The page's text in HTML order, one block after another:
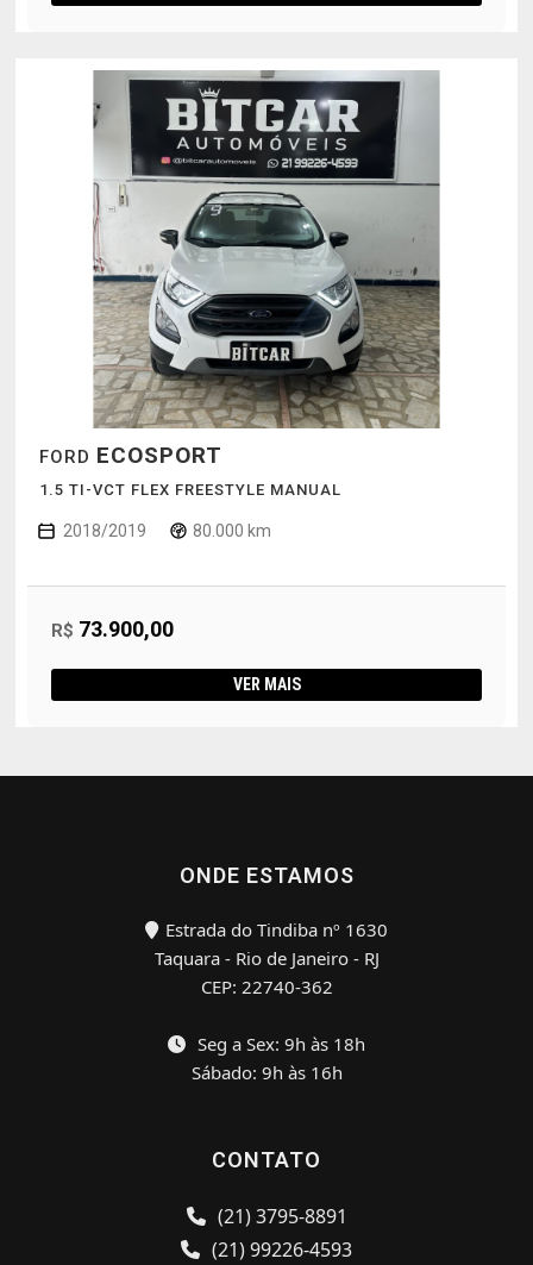
FORD ECOSPORT
1.5 TI-VCT FLEX FREESTYLE MANUAL
2018/2019 80.000 km
R$ 73.900,00
VER MAIS
ONDE ESTAMOS
Estrada do Tindiba nº 1630
Taquara - Rio de Janeiro - RJ
CEP: 22740-362
Seg a Sex: 9h às 18h
Sábado: 9h às 16h
CONTATO
(21) 3795-8891
(21) 99226-4593